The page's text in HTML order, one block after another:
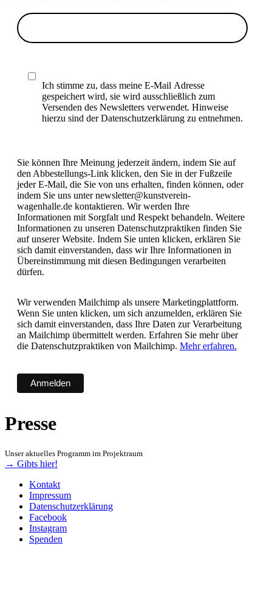
Ich stimme zu, dass meine E-Mail Adresse
gespeichert wird, sie wird ausschließlich zum
Versenden des Newsletters verwendet. Hinweise
hierzu sind der Datenschutzerklärung zu entnehmen.
Sie können Ihre Meinung jederzeit ändern, indem Sie auf
den Abbestellungs-Link klicken, den Sie in der Fußzeile
jeder E-Mail, die Sie von uns erhalten, finden können, oder
indem Sie uns unter newsletter@kunstverein-
wagenhalle.de kontaktieren. Wir werden Ihre
Informationen mit Sorgfalt und Respekt behandeln. Weitere
Informationen zu unseren Datenschutzpraktiken finden Sie
auf unserer Website. Indem Sie unten klicken, erklären Sie
sich damit einverstanden, dass wir Ihre Informationen in
Übereinstimmung mit diesen Bedingungen verarbeiten
dürfen.
Wir verwenden Mailchimp als unsere Marketingplattform.
Wenn Sie unten klicken, um sich anzumelden, erklären Sie
sich damit einverstanden, dass Ihre Daten zur Verarbeitung
an Mailchimp übermittelt werden. Erfahren Sie mehr über
die Datenschutzpraktiken von Mailchimp. Mehr erfahren.
Presse
Unser aktuelles Programm im Projektraum
→ Gibts hier!
Kontakt
Impressum
Datenschutzerklärung
Facebook
Instagram
Spenden